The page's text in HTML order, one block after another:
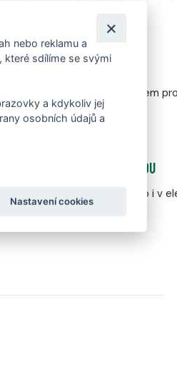
JEMNÝM GRIPEM
podešev s 1 mm jemným gripem
S DECENTNÍ ŠÍŘKOU
pro prsty a nulový drop i v
nebo reklamu a
které sdílíme se svými
a kdykoliv jej
osobních údajů a
Nastavení cookies